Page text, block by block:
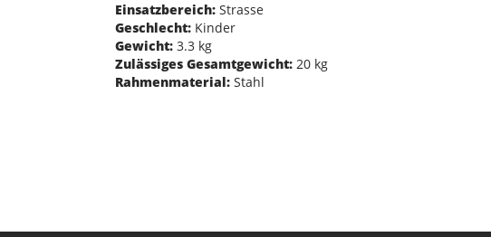
Einsatzbereich: Strasse
Geschlecht: Kinder
Gewicht: 3.3 kg
Zulässiges Gesamtgewicht: 20 kg
Rahmenmaterial: Stahl